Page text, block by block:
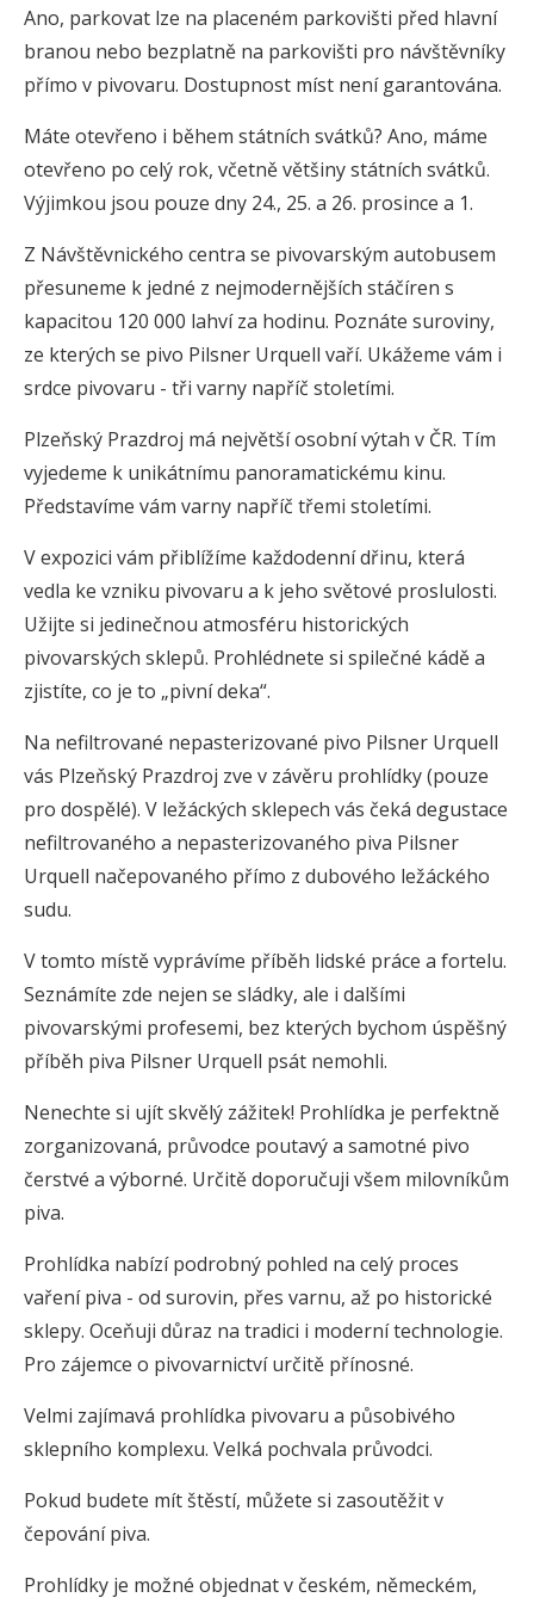
Ano, parkovat lze na placeném parkovišti před hlavní
branou nebo bezplatně na parkovišti pro návštěvníky
přímo v pivovaru. Dostupnost míst není garantována.
Máte otevřeno i během státních svátků? Ano, máme
otevřeno po celý rok, včetně většiny státních svátků.
Výjimkou jsou pouze dny 24., 25. a 26. prosince a 1.
Z Návštěvnického centra se pivovarským autobusem
přesuneme k jedné z nejmodernějších stáčíren s
kapacitou 120 000 lahví za hodinu. Poznáte suroviny,
ze kterých se pivo Pilsner Urquell vaří. Ukážeme vám i
srdce pivovaru - tři varny napříč stoletími.
Plzeňský Prazdroj má největší osobní výtah v ČR. Tím
vyjedeme k unikátnímu panoramatickému kinu.
Představíme vám varny napříč třemi stoletími.
V expozici vám přiblížíme každodenní dřinu, která
vedla ke vzniku pivovaru a k jeho světové proslulosti.
Užijte si jedinečnou atmosféru historických
pivovarských sklepů. Prohlédnete si spilečné kádě a
zjistíte, co je to „pivní deka“.
Na nefiltrované nepasterizované pivo Pilsner Urquell
vás Plzeňský Prazdroj zve v závěru prohlídky (pouze
pro dospělé). V ležáckých sklepech vás čeká degustace
nefiltrovaného a nepasterizovaného piva Pilsner
Urquell načepovaného přímo z dubového ležáckého
sudu.
V tomto místě vyprávíme příběh lidské práce a fortelu.
Seznámíte zde nejen se sládky, ale i dalšími
pivovarskými profesemi, bez kterých bychom úspěšný
příběh piva Pilsner Urquell psát nemohli.
Nenechte si ujít skvělý zážitek! Prohlídka je perfektně
zorganizovaná, průvodce poutavý a samotné pivo
čerstvé a výborné. Určitě doporučuji všem milovníkům
piva.
Prohlídka nabízí podrobný pohled na celý proces
vaření piva - od surovin, přes varnu, až po historické
sklepy. Oceňuji důraz na tradici i moderní technologie.
Pro zájemce o pivovarnictví určitě přínosné.
Velmi zajímavá prohlídka pivovaru a působivého
sklepního komplexu. Velká pochvala průvodci.
Pokud budete mít štěstí, můžete si zasoutěžit v
čepování piva.
Prohlídky je možné objednat v českém, německém,